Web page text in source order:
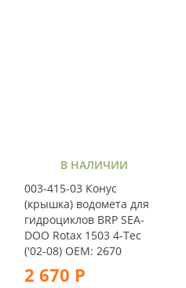
В НАЛИЧИИ
003-415-03 Конус
(крышка) водомета для
гидроциклов BRP SEA-
DOO Rotax 1503 4-Tec
('02-08) OEM: 2670
2 670 Р